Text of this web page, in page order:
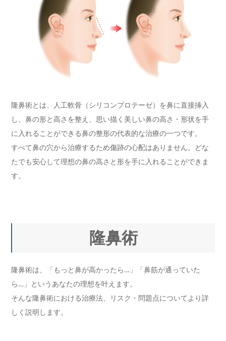
隆鼻術とは、人工軟骨（シリコンプロテーゼ）を鼻に直接挿入
し、鼻の形と高さを整え、思い描く美しい鼻の高さ・形状を手
に入れることができる鼻の整形の代表的な治療の一つです。
すべて鼻の穴から治療するため傷跡の心配はありません。どな
たでも安心して理想の鼻の高さと形を手に入れることができま
す。
隆鼻術
隆鼻術は、「もっと鼻が高かったら…」「鼻筋が通っていた
ら…」というあなたの理想を叶えます。
そんな隆鼻術における治療法、リスク・問題点についてより詳
しく説明します。